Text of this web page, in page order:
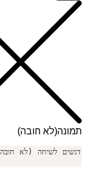
תמונה(לא חובה)